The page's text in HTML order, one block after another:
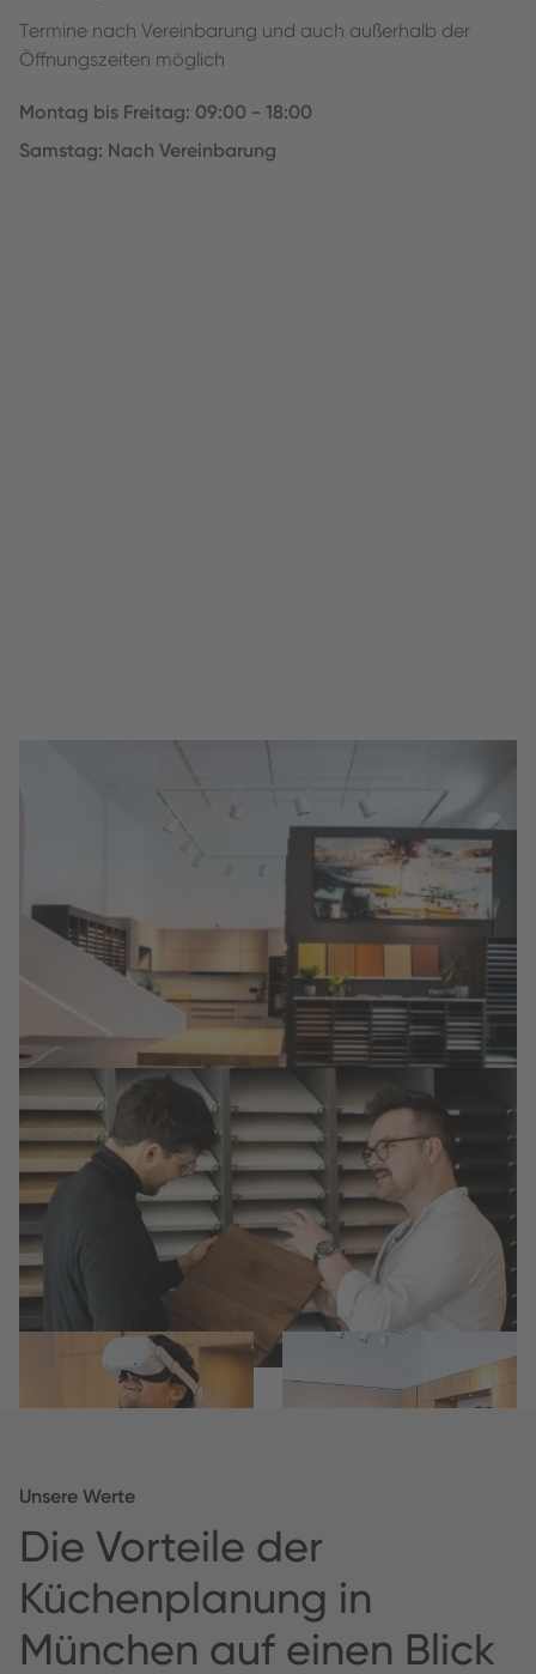
Termine nach Vereinbarung und auch außerhalb der
Öffnungszeiten möglich
Montag bis Freitag: 09:00 - 18:00
Samstag: Nach Vereinbarung
Unsere Werte
Die Vorteile der
Küchenplanung in
München auf einen Blick